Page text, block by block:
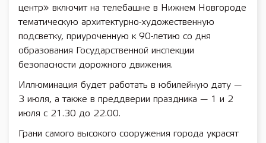
центр» включит на телебашне в Нижнем Новгороде
тематическую архитектурно-художественную
подсветку, приуроченную к 90-летию со дня
образования Государственной инспекции
безопасности дорожного движения.
Иллюминация будет работать в юбилейную дату —
3 июля, а также в преддверии праздника — 1 и 2
июля с 21.30 до 22.00.
Грани самого высокого сооружения города украсят